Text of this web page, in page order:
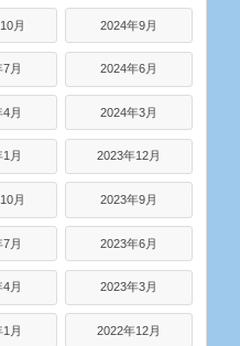
月 2024年9月
月 2024年6月
月 2024年3月
月 2023年12月
月 2023年9月
月 2023年6月
月 2023年3月
月 2022年12月